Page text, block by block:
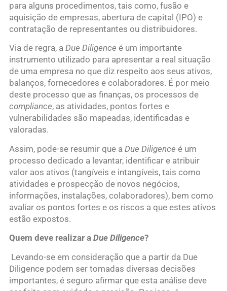
para alguns procedimentos, tais como, fusão e
aquisição de empresas, abertura de capital (IPO) e
contratação de representantes ou distribuidores.
Via de regra, a Due Diligence é um importante
instrumento utilizado para apresentar a real situação
de uma empresa no que diz respeito aos seus ativos,
balanços, fornecedores e colaboradores. É por meio
deste processo que as finanças, os processos de
compliance, as atividades, pontos fortes e
vulnerabilidades são mapeadas, identificadas e
valoradas.
Assim, pode-se resumir que a Due Diligence é um
processo dedicado a levantar, identificar e atribuir
valor aos ativos (tangíveis e intangíveis, tais como
atividades e prospecção de novos negócios,
informações, instalações, colaboradores), bem como
avaliar os pontos fortes e os riscos a que estes ativos
estão expostos.
Quem deve realizar a Due Diligence?
Levando-se em consideração que a partir da Due
Diligence podem ser tomadas diversas decisões
importantes, é seguro afirmar que esta análise deve